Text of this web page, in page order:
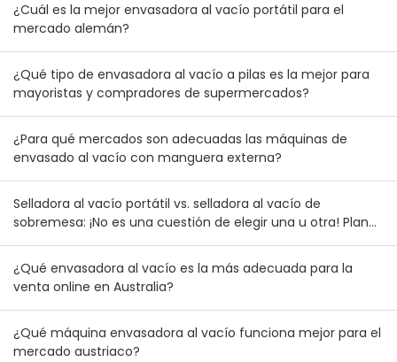
¿Cuál es la mejor envasadora al vacío portátil para el
mercado alemán?
¿Qué tipo de envasadora al vacío a pilas es la mejor para
mayoristas y compradores de supermercados?
¿Para qué mercados son adecuadas las máquinas de
envasado al vacío con manguera externa?
Selladora al vacío portátil vs. selladora al vacío de
sobremesa: ¡No es una cuestión de elegir una u otra! Plan
de combinación de inventario para mayoristas australianos
y neozelandeses
¿Qué envasadora al vacío es la más adecuada para la
venta online en Australia?
¿Qué máquina envasadora al vacío funciona mejor para el
mercado austriaco?